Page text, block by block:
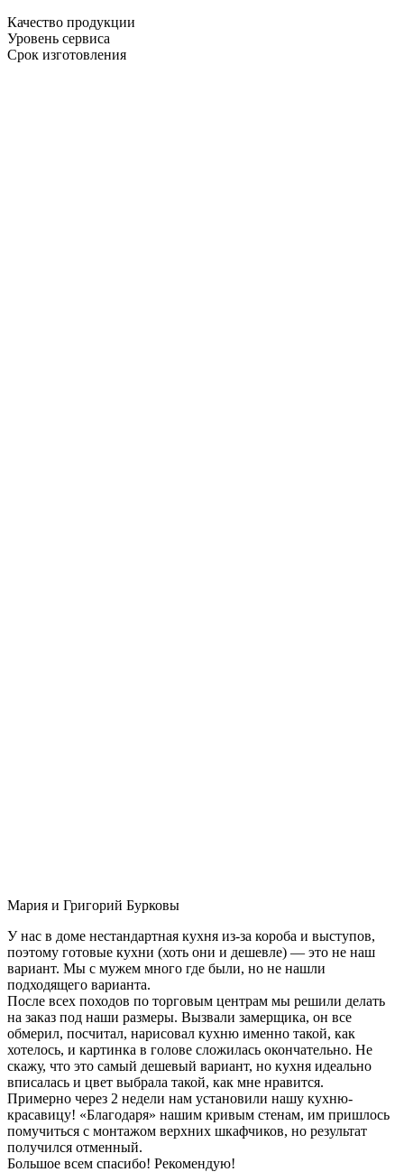
Качество продукции
Уровень сервиса
Срок изготовления
Мария и Григорий Бурковы
У нас в доме нестандартная кухня из-за короба и выступов,
поэтому готовые кухни (хоть они и дешевле) — это не наш
вариант. Мы с мужем много где были, но не нашли
подходящего варианта.
После всех походов по торговым центрам мы решили делать
на заказ под наши размеры. Вызвали замерщика, он все
обмерил, посчитал, нарисовал кухню именно такой, как
хотелось, и картинка в голове сложилась окончательно. Не
скажу, что это самый дешевый вариант, но кухня идеально
вписалась и цвет выбрала такой, как мне нравится.
Примерно через 2 недели нам установили нашу кухню-
красавицу! «Благодаря» нашим кривым стенам, им пришлось
помучиться с монтажом верхних шкафчиков, но результат
получился отменный.
Большое всем спасибо! Рекомендую!